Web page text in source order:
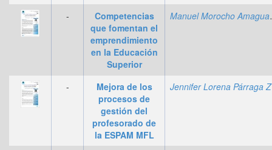
-
Competencias
que fomentan el
emprendimiento
en la Educación
Superior
-
Mejora de los
procesos de
gestión del
profesorado de
la ESPAM MFL